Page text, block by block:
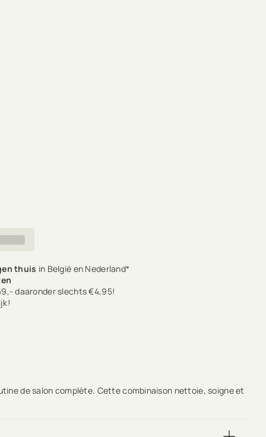
thuis in België en Nederland*
daaronder slechts €4,95!
de salon complète. Cette combinaison nettoie, soigne et